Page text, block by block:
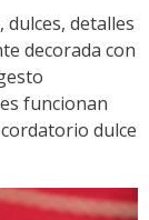
detalles
decorada con
funcionan
dulce